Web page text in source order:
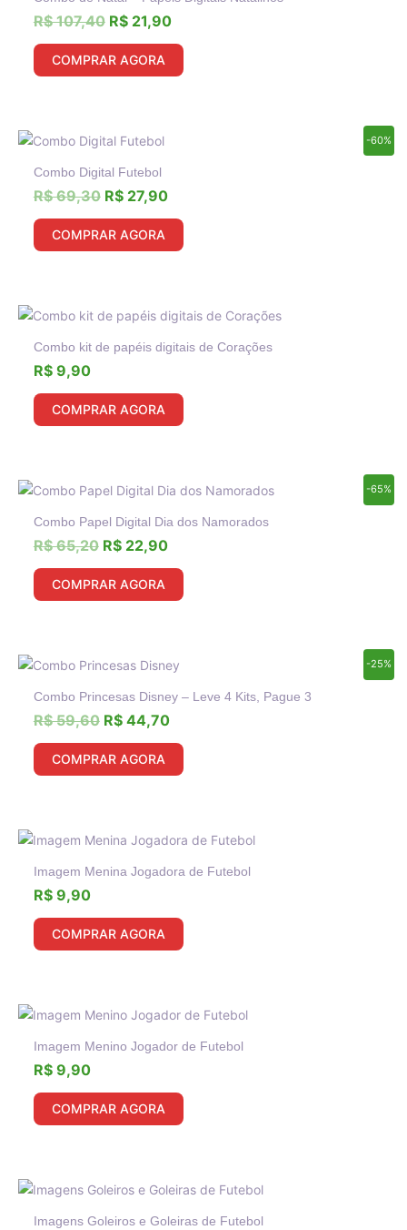
R$107,40 era:
R$21,90é:
COMPRAR AGORA
-60%
Combo Digital Futebol
R$69,30
O
original
era:
R$27,90é:
COMPRAR AGORA
Combo kit de papéis digitais de Corações
R$9,90
COMPRAR AGORA
-65%
Combo Papel Digital Dia dos Namorados
R$65,20
O
original
era:
R$22,90
O
atual
é:
COMPRAR AGORA
-25%
Combo Princesas Disney – Leve 4 Kits, Pague 3
R$59,60
O
original
era:
R$44,70
O
atual
é:
COMPRAR AGORA
Imagem Menina Jogadora de Futebol
R$9,90
COMPRAR AGORA
Imagem Menino Jogador de Futebol
R$9,90
COMPRAR AGORA
Imagens Goleiros e Goleiras de Futebol